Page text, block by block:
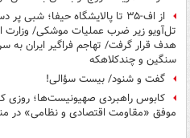
از اف-۳۵ تا پالایشگاه حیفا؛
تل‌آویو زیر ضرب عملیات موشکی/
سنگین و چندکلاهکه
گفت و شنود/ بیست سؤالی!
کابوس راهبردی صهیونیست‌ها؛ روزی
موفق «مقاومت اقتصادی و نظامی» در